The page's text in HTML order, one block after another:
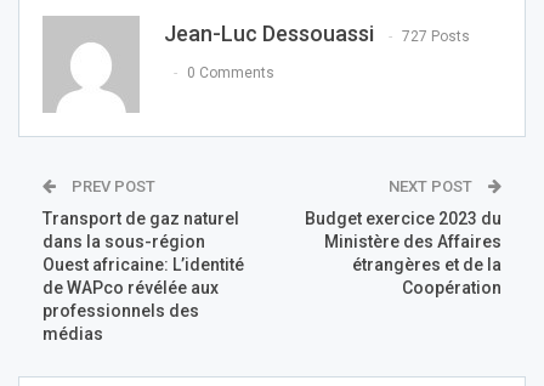
Jean-Luc Dessouassi 727 Posts
0 Comments
PREV POST
Transport de gaz naturel
dans la sous-région
Ouest africaine: L’identité
de WAPco révélée aux
professionnels des
médias
NEXT POST
Budget exercice 2023 du
Ministère des Affaires
étrangères et de la
Coopération